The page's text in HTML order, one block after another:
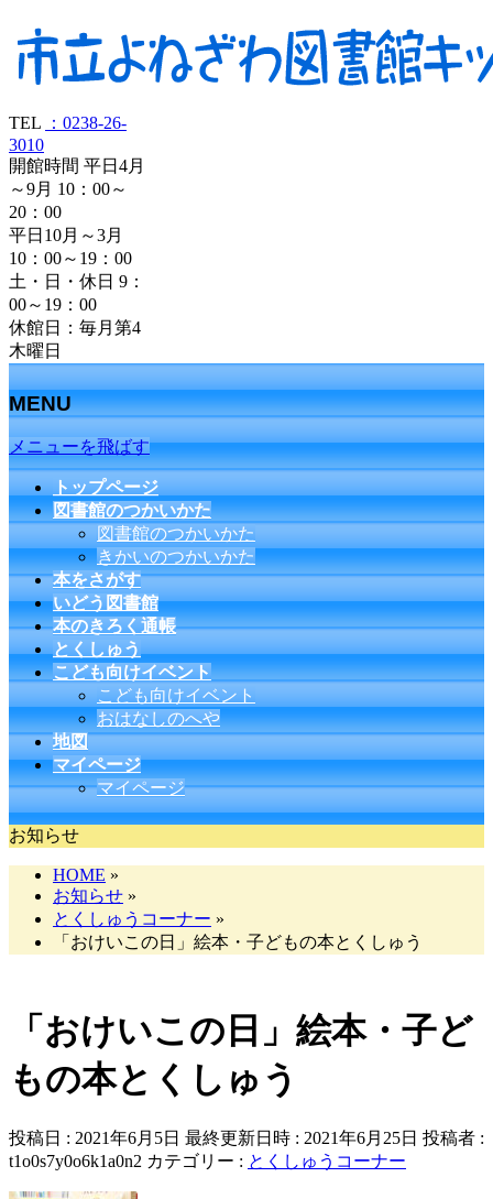
TEL
：0238-26-
3010
開館時間 平日4月
～9月 10：00～
20：00
平日10月～3月
10：00～19：00
土・日・休日 9：
00～19：00
休館日：毎月第4
木曜日
MENU
メニューを飛ばす
トップページ
図書館のつかいかた
図書館のつかいかた
きかいのつかいかた
本をさがす
いどう図書館
本のきろく通帳
とくしゅう
こども向けイベント
こども向けイベント
おはなしのへや
地図
マイページ
マイページ
お知らせ
HOME »
お知らせ »
とくしゅうコーナー »
「おけいこの日」絵本・子どもの本とくしゅう
「おけいこの日」絵本・子ど
もの本とくしゅう
投稿日 : 2021年6月5日 最終更新日時 : 2021年6月25日 投稿者 :
t1o0s7y0o6k1a0n2 カテゴリー : とくしゅうコーナー